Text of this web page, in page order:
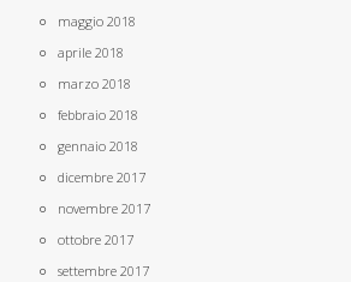
maggio 2018
aprile 2018
marzo 2018
febbraio 2018
gennaio 2018
dicembre 2017
novembre 2017
ottobre 2017
settembre 2017